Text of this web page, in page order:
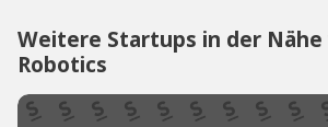
Weitere Startups in der Nähe
Robotics